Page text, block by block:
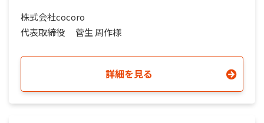
株式会社cocoro
代表取締役
菅生 周作様
詳細を見る